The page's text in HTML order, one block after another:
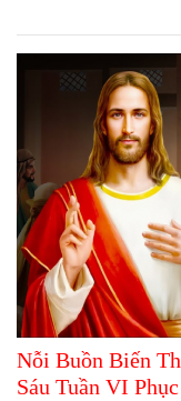
Nỗi Buồn Biến
Sáu Tuần VI